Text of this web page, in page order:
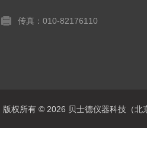
传真：010-82176110
版权所有 © 2026 贝士德仪器科技（